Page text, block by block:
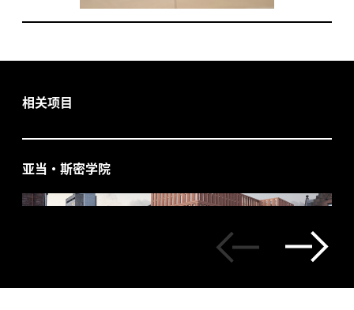
相关项目
亚当·斯密学院